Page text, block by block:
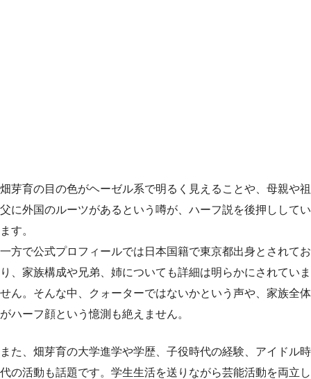
畑芽育の目の色がヘーゼル系で明るく見えることや、母親や祖
父に外国のルーツがあるという噂が、ハーフ説を後押ししてい
ます。
一方で公式プロフィールでは日本国籍で東京都出身とされてお
り、家族構成や兄弟、姉についても詳細は明らかにされていま
せん。そんな中、クォーターではないかという声や、家族全体
がハーフ顔という憶測も絶えません。
また、畑芽育の大学進学や学歴、子役時代の経験、アイドル時
代の活動も話題です。学生生活を送りながら芸能活動を両立し